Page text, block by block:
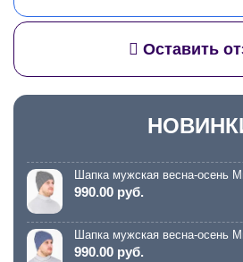
Оставить
Шапка мужская весна-осень
990.00 руб.
Шапка мужская весна-осень
990.00 руб.